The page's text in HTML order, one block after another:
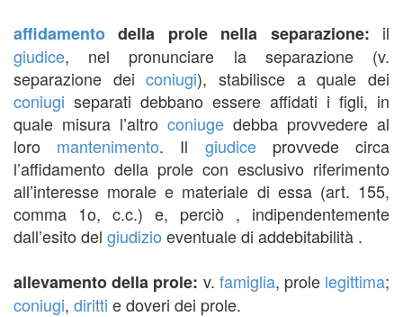
affidamento della prole nella separazione: il
giudice, nel pronunciare la separazione (v.
separazione deiconiugi), stabilisce a quale dei
coniugi separati debbano essere affidati i figli, in
quale misura l’altro coniuge debba provvedere al
loro mantenimento. Il giudiceprovvede circa
l’affidamento della prole con esclusivo riferimento
all’interesse morale e materiale di essa (art. 155,
comma 1o, c.c.) e, perciò , indipendentemente
dall’esito del giudizio eventuale di addebitabilità .
allevamento della prole: v. famiglia, prole legittima;
coniugi, diritti e doveri dei prole.